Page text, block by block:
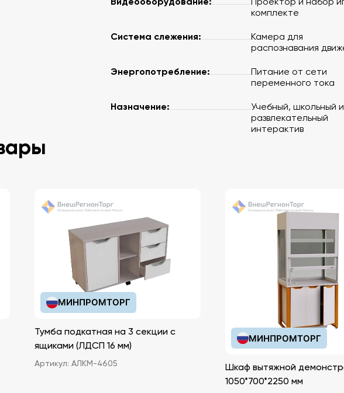
комплекте
Система слежения:
Камера для
распознавания
Энергопотребление:
Питание от сети
переменного тока
Назначение:
Учебный, школьный и
развлекательный
интерактив
МИНПРОМТОРГ
Тумба подкатная на 3 секции с
ящиками (ЛДСП 16 мм)
Артикул: АЛКМ-4605
МИНПРОМТОРГ
Шкаф вытяжной
1050*700*2250 мм